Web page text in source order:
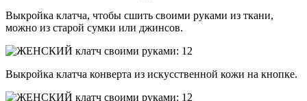
Выкройка клатча, чтобы сшить своими руками из ткани,
можно из старой сумки или джинсов.
Выкройка клатча конверта из искусственной кожи на кнопке.